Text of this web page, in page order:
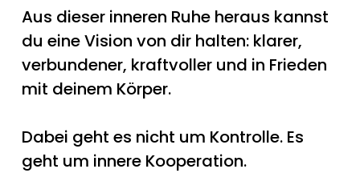
Aus dieser inneren Ruhe heraus kannst
du eine Vision von dir halten: klarer,
verbundener, kraftvoller und in Frieden
mit deinem Körper.
Dabei geht es nicht um Kontrolle. Es
geht um innere Kooperation.